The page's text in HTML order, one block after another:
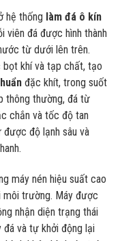
hệ thống làm đá ô kín
viên đá được hình thành
từ dưới lên trên.
bọt khí và tạp chất, tạo
đặc khít, trong suốt
thông thường, đá từ
chắn và tốc độ tan
được độ lạnh sâu và
máy nén hiệu suất cao
môi trường. Máy được
nhận diện trạng thái
và tự khởi động lại